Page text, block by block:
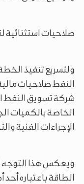
صلاحيات استثنائية
ولتسريع تنفيذ
النفط صلاحيات
شركة تسويق النفط
الخاصة بالكميات
الإجراءات الفنية
ويعكس هذا التوجه
الطاقة باعتباره